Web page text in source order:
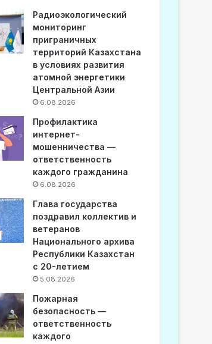
Радиоэкологический
мониторинг
приграничных
территорий Казахстана
в условиях развития
атомной энергетики
Центральной Азии
6.08.2026
Профилактика
интернет-
мошенничества —
ответственность
каждого гражданина
6.08.2026
Глава государства
поздравил коллектив и
ветеранов
Национального архива
Республики Казахстан
с 20-летием
5.08.2026
Пожарная
безопасность —
ответственность
каждого